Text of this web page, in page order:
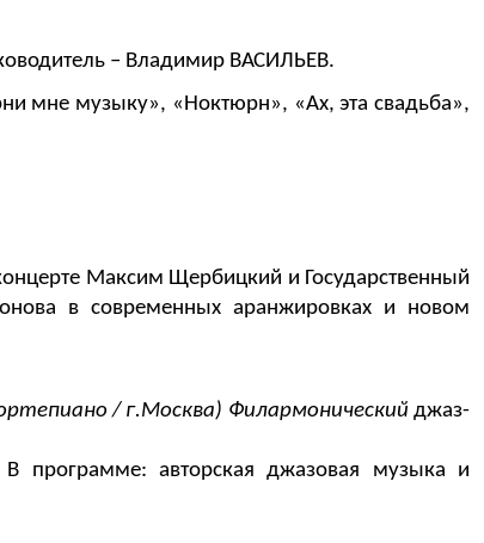
– Владимир ВАСИЛЬЕВ.
мне музыку», «Ноктюрн», «Ах, эта свадьба»,
Максим Щербицкий и Государственный
в современных аранжировках и новом
/ г.Москва) Филармонический джаз-
программе: авторская джазовая музыка и